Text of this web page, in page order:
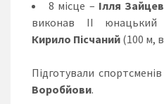
8 місце – Ілля Зайцев
виконав ІІ юнацький
Кирило Пісчаний (100 м,
Підготували спортсменів
Воробйови.